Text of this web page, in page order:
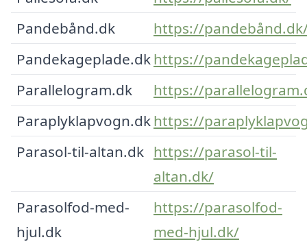
Pandebånd.dk
https://
Pandekageplade.dkhttps://
Parallelogram.dk
https://
Paraplyklapvogn.dkhttps://
Parasol-til-altan.dk https://parasol-til-
altan.dk/
Parasolfod-med-
hjul.dk
https://parasolfod-
med-hjul.dk/